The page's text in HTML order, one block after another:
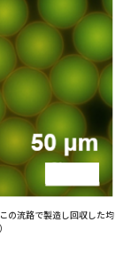
の流路で製造し回収した均